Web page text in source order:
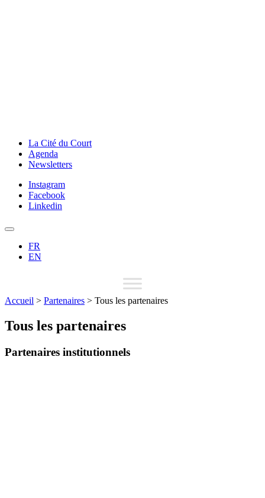
La Cité du Court
Agenda
Newsletters
Instagram
Facebook
Linkedin
FR
EN
Accueil > Partenaires > Tous les partenaires
Tous les partenaires
Partenaires institutionnels